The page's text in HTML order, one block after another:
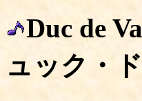
Duc de
ュック・